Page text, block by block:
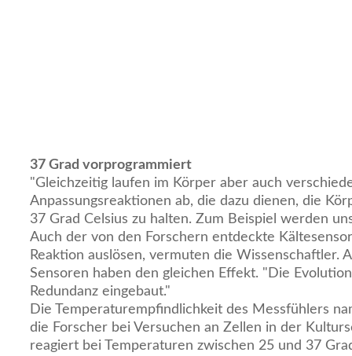
37 Grad vorprogrammiert
"Gleichzeitig laufen im Körper aber auch
Anpassungsreaktionen ab, die dazu dienen, die
37 Grad Celsius zu halten. Zum Beispiel werden
Auch der von den Forschern entdeckte
Reaktion auslösen, vermuten die Wissenschaftler.
Sensoren haben den gleichen Effekt. "Die
Redundanz eingebaut."
Die Temperaturempfindlichkeit des Messfühlers
die Forscher bei Versuchen an Zellen in der
reagiert bei Temperaturen zwischen 25 und 37